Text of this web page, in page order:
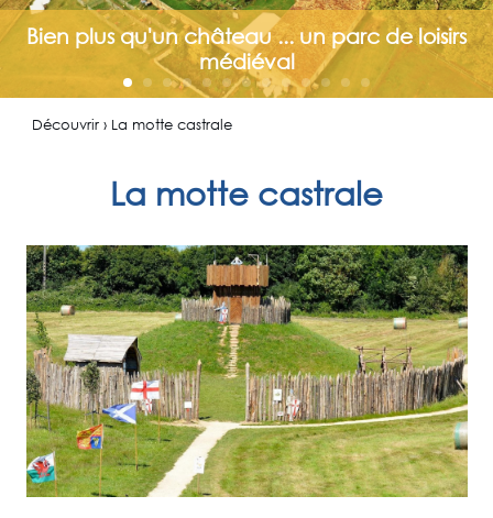
Bien plus qu'un château ... un parc de loisirs
médiéval
Découvrir › La motte castrale
La motte castrale